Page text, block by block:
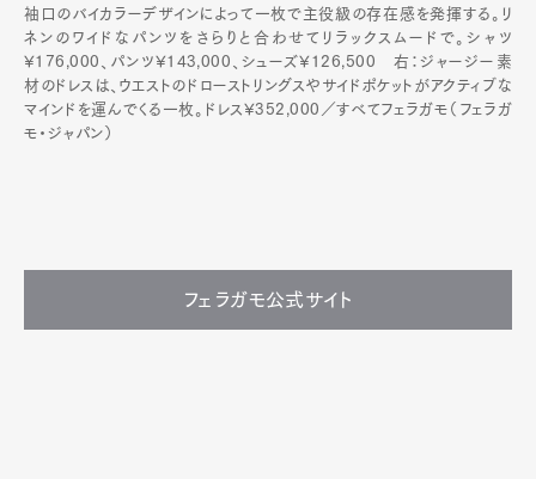
袖口のバイカラーデザインによって一枚で主役級の存在感を発揮する。リ
ネンのワイドなパンツをさらりと合わせてリラックスムードで。シャツ
¥176,000、パンツ¥143,000、シューズ¥126,500 右：ジャージー素
材のドレスは、ウエストのドローストリングスやサイドポケットがアクティブな
マインドを運んでくる一枚。ドレス¥352,000／すべてフェラガモ（フェラガ
モ・ジャパン）
フェラガモ公式サイト